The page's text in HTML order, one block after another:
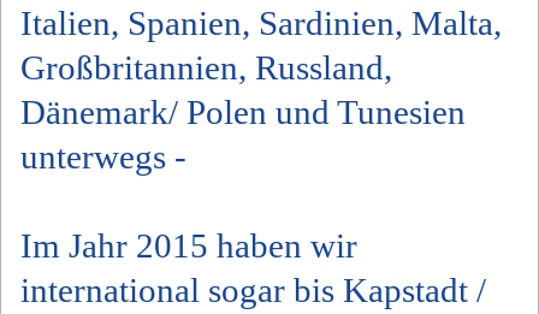
Italien, Spanien, Sardinien, Malta,
Großbritannien, Russland,
Dänemark/ Polen und Tunesien
unterwegs -
Im Jahr 2015 haben wir
international sogar bis Kapstadt /